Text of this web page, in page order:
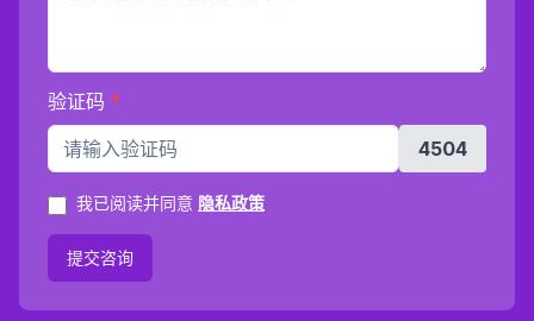
验证码 *
4504
我已阅读并同意 隐私政策
提交咨询